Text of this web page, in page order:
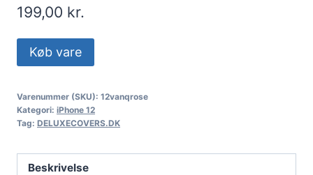
199,00 kr.
Køb vare
Varenummer (SKU): 12vanqrose
Kategori: iPhone 12
Tag: DELUXECOVERS.DK
Beskrivelse